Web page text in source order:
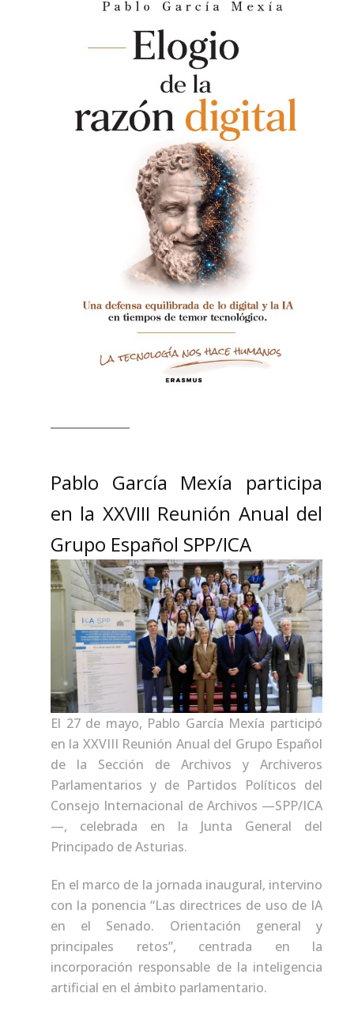
Pablo García Mexía participa
en la XXVIII Reunión Anual del
Grupo Español SPP/ICA
El 27 de mayo, Pablo García Mexía participó
en la XXVIII Reunión Anual del Grupo Español
de la Sección de Archivos y Archiveros
Parlamentarios y de Partidos Políticos del
Consejo Internacional de Archivos —SPP/ICA
—, celebrada en la Junta General del
Principado de Asturias.
En el marco de la jornada inaugural, intervino
con la ponencia “Las directrices de uso de IA
en el Senado. Orientación general y
principales retos”, centrada en la
incorporación responsable de la inteligencia
artificial en el ámbito parlamentario.